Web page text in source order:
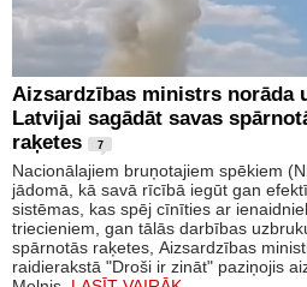
Aizsardzības ministrs norāda
Latvijai sagādāt savas
raķetes
7
Nacionālajiem bruņotajiem spēkiem
jādomā, kā savā rīcībā iegūt gan
sistēmas, kas spēj cīnīties ar
triecieniem, gan tālās darbības
spārnotās raķetes, Aizsardzības
raidierakstā "Droši ir zināt" paziņojis